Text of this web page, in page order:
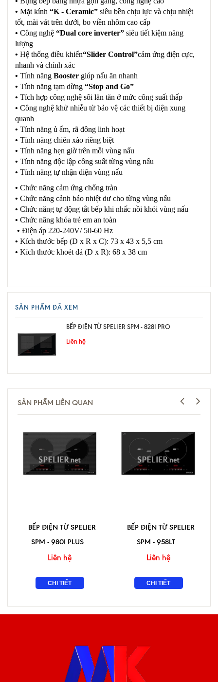
• Mặt kính “K - Ceramic” siêu bền chịu lực và chịu nhiệt
tốt, mài vát trên dưới, bo viền nhôm cao cấp
• Công nghệ “Dual core inverter” siêu tiết kiệm năng
lượng
• Hệ thống điều khiển“Slider Control”cảm ứng điện cực,
nhanh và chính xác
• Tính năng Booster giúp nấu ăn nhanh
• Tính năng tạm dừng “Stop and Go”
• Tích hợp công nghệ sôi lăn tăn ở mức công suất thấp
• Công nghệ khử nhiễu từ bảo vệ các thiết bị điện xung
quanh
• Tính năng ủ ấm, rã đông linh hoạt
• Tính năng chiên xào riêng biệt
• Tính năng hẹn giờ trên mỗi vùng nấu
• Tính năng độc lập công suất từng vùng nấu
• Tính năng tự nhận diện vùng nấu
• Chức năng cảm ứng chống tràn
• Chức năng cảnh báo nhiệt dư cho từng vùng nấu
• Chức năng tự động tắt bếp khi nhấc nồi khỏi vùng nấu
• Chức năng khóa trẻ em an toàn
• Điện áp 220-240V/ 50-60 Hz
• Kích thước bếp (D x R x C): 73 x 43 x 5,5 cm
• Kích thước khoét đá (D x R): 68 x 38 cm
SẢN PHẨM ĐÃ XEM
BẾP ĐIỆN TỪ SPELIER SPM - 828I PRO
Liên hệ
SẢN PHẨM LIÊN QUAN
BẾP ĐIỆN TỪ SPELIER
SPM - 980I PLUS
Liên hệ
CHI TIẾT
BẾP ĐIỆN TỪ SPELIER
SPM - 958LT
Liên hệ
CHI TIẾT